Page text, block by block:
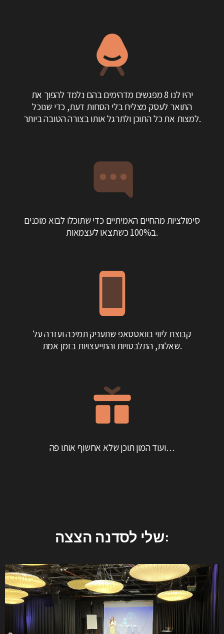
יהיו לנו 8 מפגשים מדהימים בהם נלמד להפוך את
התואר לעסק מצליח בלי הסחות דעת, כדי שנוכל
למצות את כל התוכן ולתרגל אותו בצורה הטובה ביותר.
סימולציות מהחיים האמיתיים כדי שתוכלו לבוא מוכנים
ב100% כשתצאו לעצמאות.
קבוצת ליווי בוואטסאפ שתעניק תמיכה ועזרה על
שאלות, התלבטויות והתייעצויות בזמן אמת.
ועוד המון תוכן שלא אחשוף אותו פה…
הצצה לסדנה שלי: